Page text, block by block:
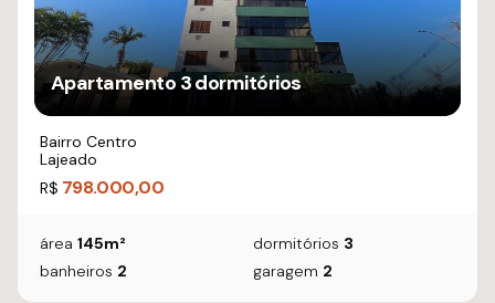
Apartamento 3 dormitórios
Bairro Centro
Lajeado
R$ 798.000,00
área 145m² dormitórios 3
banheiros 2 garagem 2